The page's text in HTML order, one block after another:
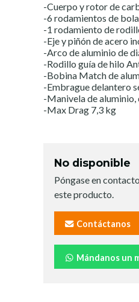
-Cuerpo y rotor de
-6 rodamientos de
-1 rodamiento de
-Eje y piñón de acero
-Arco de aluminio de
-Rodillo guía de hilo
-Bobina Match de
-Embrague delantero
-Manivela de
-Max Drag 7,3 kg
No disponible
Póngase en
este producto.
Contáctanos
Mándanos un